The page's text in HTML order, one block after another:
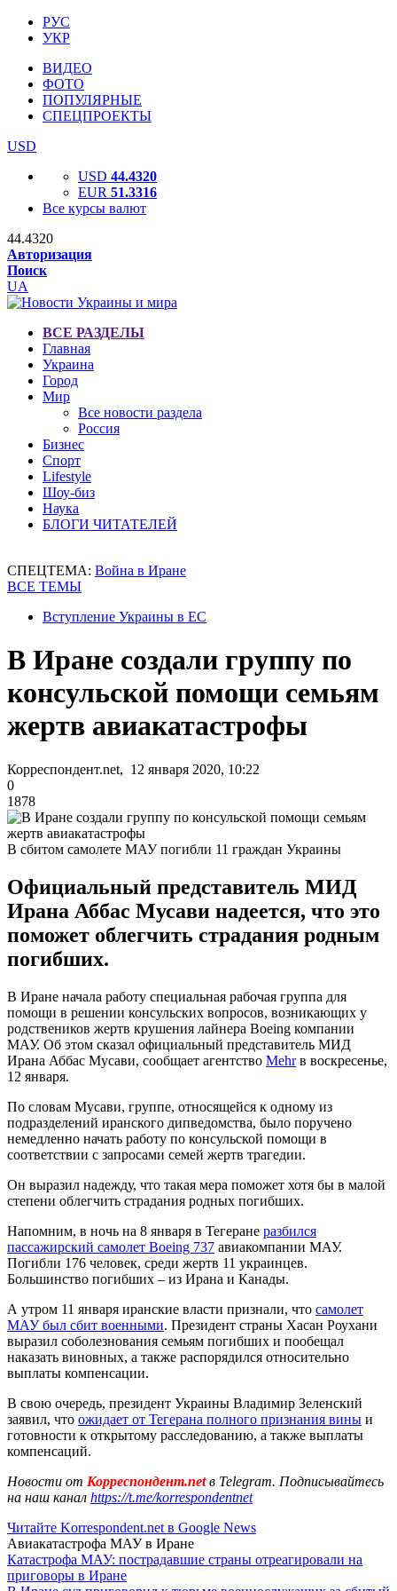
РУС
УКР
ВИДЕО
ФОТО
ПОПУЛЯРНЫЕ
СПЕЦПРОЕКТЫ
USD
USD 44.4320
EUR 51.3316
Все курсы валют
44.4320
Авторизация
Поиск
UA
ВСЕ РАЗДЕЛЫ
Главная
Украина
Город
Мир
Все новости раздела
Россия
Бизнес
Спорт
Lifestyle
Шоу-биз
Наука
БЛОГИ ЧИТАТЕЛЕЙ
СПЕЦТЕМА: Война в Иране
ВСЕ ТЕМЫ
Вступление Украины в ЕС
В Иране создали группу по
консульской помощи семьям
жертв авиакатастрофы
Корреспондент.net, 12 января 2020, 10:22
0
1878
В сбитом самолете МАУ погибли 11 граждан Украины
Официальный представитель МИД
Ирана Аббас Мусави надеется, что это
поможет облегчить страдания родным
погибших.
В Иране начала работу специальная рабочая группа для
помощи в решении консульских вопросов, возникающих у
родствеников жертв крушения лайнера Boeing компании
МАУ. Об этом сказал официальный представитель МИД
Ирана Аббас Мусави, сообщает агентство Mehrв воскресенье,
12 января.
По словам Мусави, группе, относящейся к одному из
подразделений иранского дипведомства, было поручено
немедленно начать работу по консульской помощи в
соответствии с запросами семей жертв трагедии.
Он выразил надежду, что такая мера поможет хотя бы в малой
степени облегчить страдания родных погибших.
Напомним, в ночь на 8 января в Тегеране разбился
пассажирский самолет Boeing 737 авиакомпании МАУ.
Погибли 176 человек, среди жертв 11 украинцев.
Большинство погибших – из Ирана и Канады.
А утром 11 января иранские власти признали, что самолет
МАУ был сбит военными. Президент страны Хасан Роухани
выразил соболезнования семьям погибших и пообещал
наказать виновных, а также распорядился относительно
выплаты компенсации.
В свою очередь, президент Украины Владимир Зеленский
заявил, что ожидает от Тегерана полного признания вины и
готовности к открытому расследованию, а также выплаты
компенсаций.
Новости от Корреспондент.netв Telegram. Подписывайтесь
на наш канал https://t.me/korrespondentnet
Читайте Korrespondent.net в Google News
Авиакатастрофа МАУ в Иране
Катастрофа МАУ: пострадавшие страны отреагировали на
приговоры в Иране